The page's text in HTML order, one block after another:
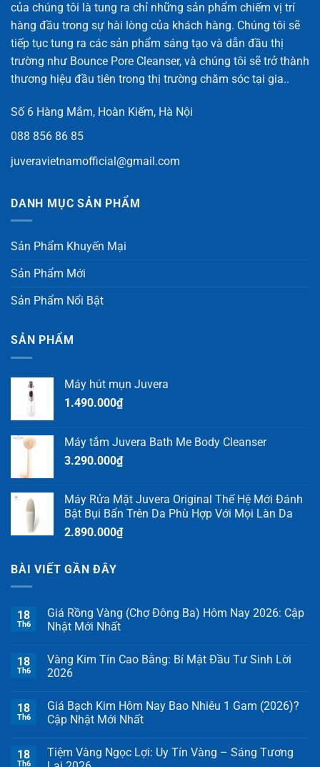
của chúng tôi là tung ra chỉ những sản phẩm chiếm vị trí
hàng đầu trong sự hài lòng của khách hàng. Chúng tôi sẽ
tiếp tục tung ra các sản phẩm sáng tạo và dẫn đầu thị
trường như Bounce Pore Cleanser, và chúng tôi sẽ trở thành
thương hiệu đầu tiên trong thị trường chăm sóc tại gia..
Số 6 Hàng Mắm, Hoàn Kiếm, Hà Nội
088 856 86 85
juveravietnamofficial@gmail.com
DANH MỤC SẢN PHẨM
Sản Phẩm Khuyến Mại
Sản Phẩm Mới
Sản Phẩm Nổi Bật
SẢN PHẨM
Máy hút mụn Juvera
1.490.000₫
Máy tắm Juvera Bath Me Body Cleanser
3.290.000₫
Máy Rửa Mặt Juvera Original Thế Hệ Mới Đánh
Bật Bụi Bẩn Trên Da Phù Hợp Với Mọi Làn Da
2.890.000₫
BÀI VIẾT GẦN ĐÂY
18
Th6
Giá Rồng Vàng (Chợ Đông Ba) Hôm Nay 2026: Cập
Nhật Mới Nhất
18
Th6
Vàng Kim Tín Cao Bằng: Bí Mật Đầu Tư Sinh Lời
2026
18
Th6
Giá Bạch Kim Hôm Nay Bao Nhiêu 1 Gam (2026)?
Cập Nhật Mới Nhất
18
Th6
Tiệm Vàng Ngọc Lợi: Uy Tín Vàng – Sáng Tương